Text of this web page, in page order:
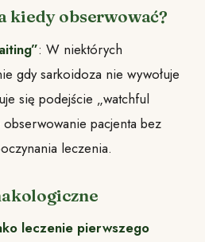
kiedy obserwować?
: W niektórych
gdy sarkoidoza nie wywołuje
się podejście „watchful
pacjenta bez
leczenia.
leczenie pierwszego